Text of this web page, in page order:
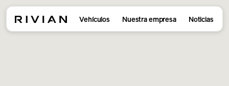
Vehículos Nuestra empresa Noticias